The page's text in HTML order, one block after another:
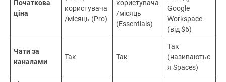
Функція /
Інструмент
Slack
Microsoft
Teams
Google Chat
Безкоштовн
ий план
Так
історія
90 днів)
Так (з
функціонало
Так (з Google-
акаунтом)